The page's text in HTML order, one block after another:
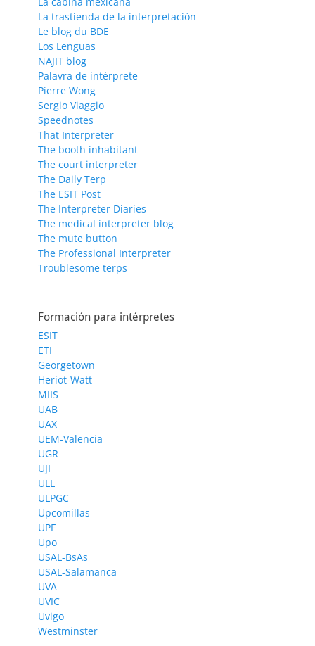
La trastienda de la interpretación
Le blog du BDE
Los Lenguas
NAJIT blog
Palavra de intérprete
Pierre Wong
Sergio Viaggio
Speednotes
That Interpreter
The booth inhabitant
The court interpreter
The Daily Terp
The ESIT Post
The Interpreter Diaries
The medical interpreter blog
The mute button
The Professional Interpreter
Troublesome terps
Formación para intérpretes
ESIT
ETI
Georgetown
Heriot-Watt
MIIS
UAB
UAX
UEM-Valencia
UGR
UJI
ULL
ULPGC
Upcomillas
UPF
Upo
USAL-BsAs
USAL-Salamanca
UVA
UVIC
Uvigo
Westminster